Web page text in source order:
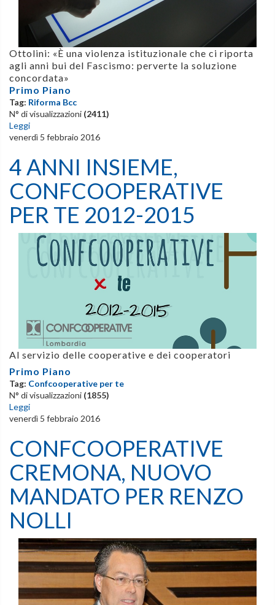
Ottolini: «È una violenza istituzionale che ci riporta
agli anni bui del Fascismo: perverte la soluzione
concordata»
Primo Piano
Tag: Riforma Bcc
N° di visualizzazioni (2411)
Leggi
venerdì 5 febbraio 2016
4 ANNI INSIEME,
CONFCOOPERATIVE
PER TE 2012-2015
Al servizio delle cooperative e dei cooperatori
Primo Piano
Tag: Confcooperative per te
N° di visualizzazioni (1855)
Leggi
venerdì 5 febbraio 2016
CONFCOOPERATIVE
CREMONA, NUOVO
MANDATO PER RENZO
NOLLI